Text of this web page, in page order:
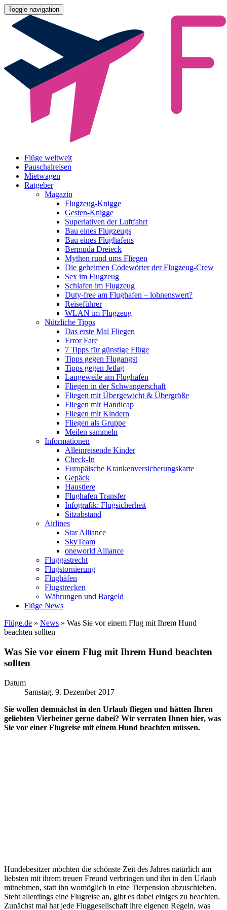
Toggle navigation
Flüge weltweit
Pauschalreisen
Mietwagen
Ratgeber
Magazin
Flugzeug-Knigge
Gesten-Knigge
Superlativen der Luftfahrt
Bau eines Flugzeugs
Bau eines Flughafens
Bermuda Dreieck
Mythen rund ums Fliegen
Die geheimen Codewörter der Flugzeug-Crew
Sex im Flugzeug
Schlafen im Flugzeug
Duty-free am Flughafen – lohnenswert?
Reiseführer
WLAN im Flugzeug
Nützliche Tipps
Das erste Mal Fliegen
Error Fare
7 Tipps für günstige Flüge
Tipps gegen Flugangst
Tipps gegen Jetlag
Langeweile am Flughafen
Fliegen in der Schwangerschaft
Fliegen mit Übergewicht & Übergröße
Fliegen mit Handicap
Fliegen mit Kindern
Fliegen als Gruppe
Meilen sammeln
Informationen
Alleinreisende Kinder
Check-In
Europäische Krankenversicherungskarte
Gepäck
Haustiere
Flughafen Transfer
Infografik: Flugsicherheit
Sitzabstand
Airlines
Star Alliance
SkyTeam
oneworld Alliance
Fluggastrecht
Flugstornierung
Flughäfen
Flugstrecken
Währungen und Bargeld
Flüge News
Flüge.de » News » Was Sie vor einem Flug mit Ihrem Hund
beachten sollten
Was Sie vor einem Flug mit Ihrem Hund beachten
sollten
Datum
Samstag, 9. Dezember 2017
Sie wollen demnächst in den Urlaub fliegen und hätten Ihren
geliebten Vierbeiner gerne dabei? Wir verraten Ihnen hier, was
Sie vor einer Flugreise mit einem Hund beachten müssen.
Hundebesitzer möchten die schönste Zeit des Jahres natürlich am
liebsten mit ihrem treuen Freund verbringen und ihn in den Urlaub
mitnehmen, statt ihn womöglich in eine Tierpension abzuschieben.
Steht allerdings eine Flugreise an, gibt es dabei einiges zu beachten.
Zunächst mal hat jede Fluggesellschaft ihre eigenen Regeln, was